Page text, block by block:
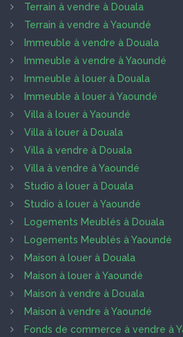
Terrain à vendre à Douala
Terrain à vendre à Yaoundé
Immeuble à vendre à Douala
Immeuble à vendre à Yaoundé
Immeuble à louer à Douala
Immeuble à louer à Yaoundé
Villa à louer à Yaoundé
Villa à louer à Douala
Villa à vendre à Douala
Villa à vendre à Yaoundé
Studio à louer à Douala
Studio à louer à Yaoundé
Logements Meublés à Douala
Logements Meublés à Yaoundé
Maison à louer à Douala
Maison à louer à Yaoundé
Maison à vendre à Douala
Maison à vendre à Yaoundé
Fonds de commerce à vendre à